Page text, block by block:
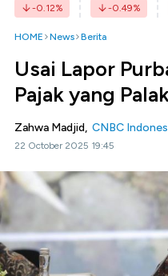
-0.12% -0.49%
HOME News Berita
Usai Lapor
Pajak yang
Zahwa Madjid, CNBC
22 October 2025 19:45